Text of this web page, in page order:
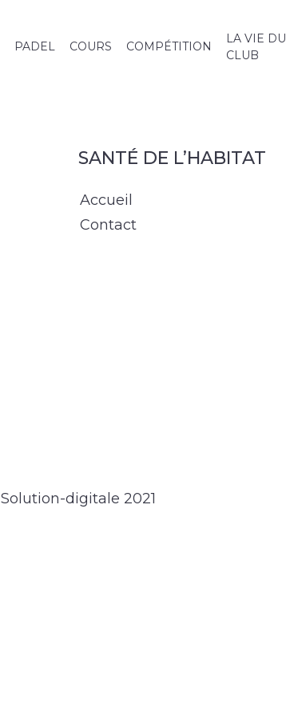
PADEL COURS COMPÉTITION
LA VIE DU
CLUB
SANTÉ DE L’HABITAT
Accueil
Contact
Solution-digitale 2021